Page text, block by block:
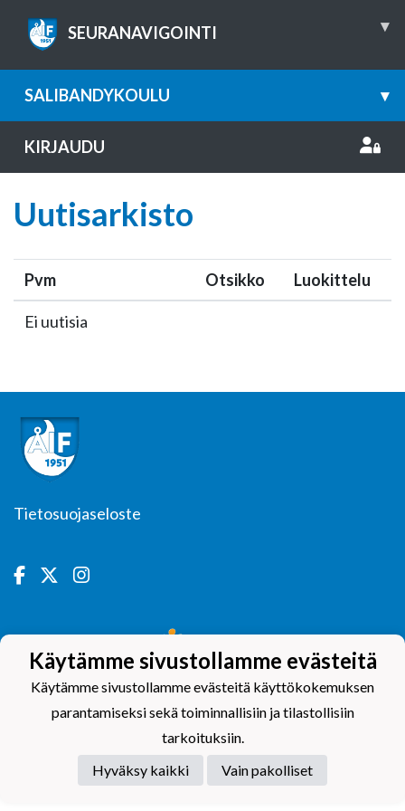
SEURANAVIGOINTI ▾
SALIBANDYKOULU ▾
KIRJAUDU
Uutisarkisto
Pvm Otsikko Luokittelu
Ei uutisia
Tietosuojaseloste
Käytämme sivustollamme evästeitä
Käytämme sivustollamme evästeitä käyttökokemuksen
parantamiseksi sekä toiminnallisiin ja tilastollisiin
tarkoituksiin.
Hyväksy kaikki
Vain pakolliset